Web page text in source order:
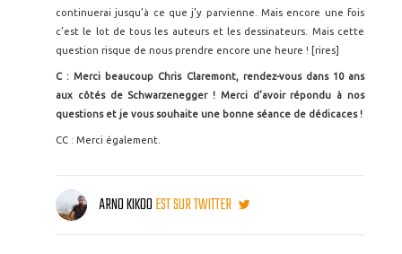
continuerai jusqu’à ce que j’y parvienne. Mais encore une fois
c’est le lot de tous les auteurs et les dessinateurs. Mais cette
question risque de nous prendre encore une heure ! [rires]
C : Merci beaucoup Chris Claremont, rendez-vous dans 10 ans
aux côtés de Schwarzenegger ! Merci d’avoir répondu à nos
questions et je vous souhaite une bonne séance de dédicaces !
CC : Merci également.
ARNO KIKOOEST SUR TWITTER